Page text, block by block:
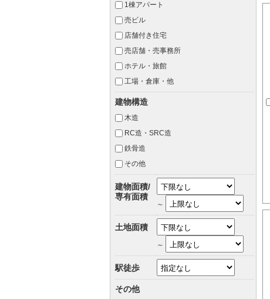
1棟アパート
売ビル
店舗付き住宅
売店舗・売事務所
ホテル・旅館
工場・倉庫・他
建物構造
木造
RC造・SRC造
鉄骨造
その他
建物面積/
専有面積
～
土地面積
～
駅徒歩
その他